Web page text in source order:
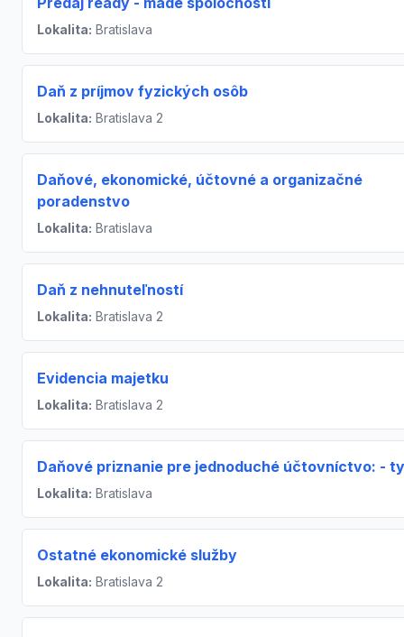
Lokalita: Bratislava
Daň z príjmov fyzických osôb
Lokalita: Bratislava 2
Daňové, ekonomické, účtovné a organizačné
poradenstvo
Lokalita: Bratislava
Daň z nehnuteľností
Lokalita: Bratislava 2
Evidencia majetku
Lokalita: Bratislava 2
Daňové priznanie pre jednoduché účtovníctvo: -
Lokalita: Bratislava
Ostatné ekonomické služby
Lokalita: Bratislava 2